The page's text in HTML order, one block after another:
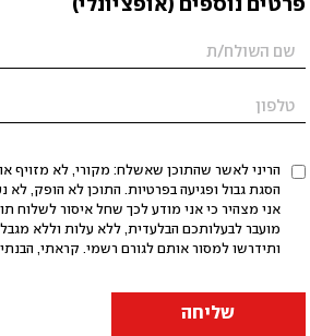
פרטים נוספים (אופציונלי)
הריני לאשר שהתוכן שאשלח: מקורי, לא מזויף
אני מצהיר כי אני מודע לכך שחל איסור לשלוח
מועבר לבעלותכם הבלעדית, ללא עלות וללא
ותידרשו למסור אותם לגורם רשמי. קראתי,
שליחה